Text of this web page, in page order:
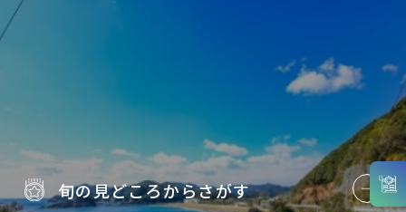
旬の見どころからさがす